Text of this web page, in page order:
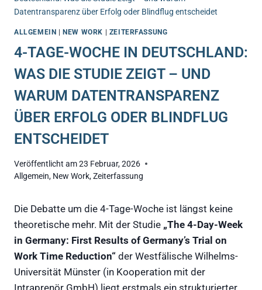
Datentransparenz über Erfolg oder Blindflug entscheidet
ALLGEMEIN NEW WORK ZEITERFASSUNG
4-TAGE-WOCHE IN DEUTSCHLAND:
WAS DIE STUDIE ZEIGT – UND
WARUM DATENTRANSPARENZ
ÜBER ERFOLG ODER BLINDFLUG
ENTSCHEIDET
Veröffentlicht am23 Februar, 2026
Allgemein, New Work,Zeiterfassung
Die Debatte um die 4-Tage-Woche ist längst keine
theoretische mehr. Mit der Studie „The 4-Day-Week
in Germany: First Results of Germany’s Trial on
Work Time Reduction“ der Westfälische Wilhelms-
Universität Münster (in Kooperation mit der
Intraprenör GmbH) liegt erstmals ein strukturierter